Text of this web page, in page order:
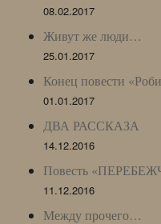
08.02.2017
Живут же люди…
25.01.2017
Конец повести
01.01.2017
ДВА РАССКАЗА
14.12.2016
Повесть
11.12.2016
Между прочего…